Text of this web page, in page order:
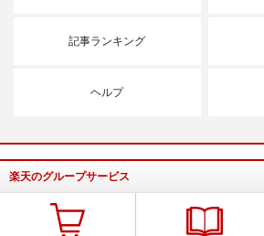
記事ランキング
ヘルプ
楽天のグループサービス